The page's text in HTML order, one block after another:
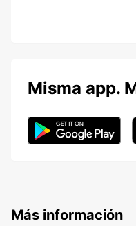
Misma app.
Más información